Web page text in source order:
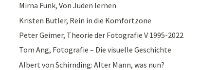
Mirna Funk, Von Juden lernen
Kristen Butler, Rein in die Komfortzone
Peter Geimer, Theorie der Fotografie V 1995-2022
Tom Ang, Fotografie – Die visuelle Geschichte
Albert von Schirnding: Alter Mann, was nun?